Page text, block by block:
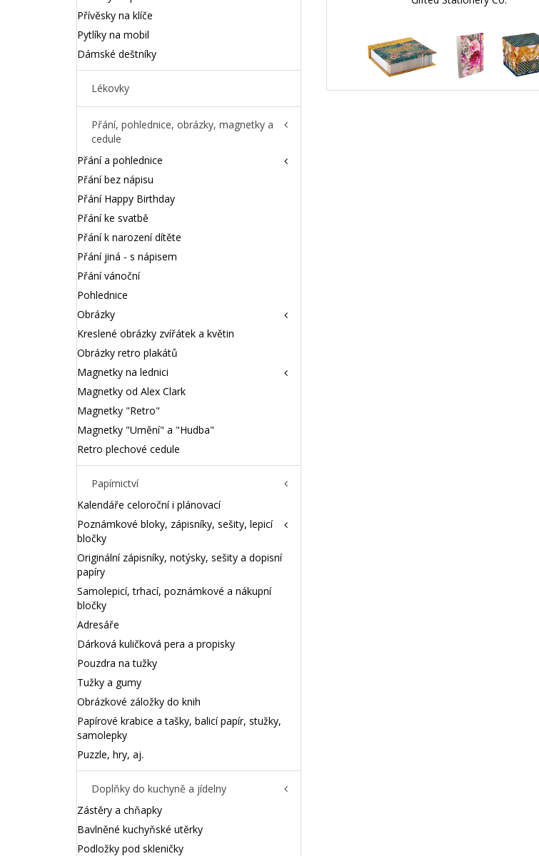
Přívěsky na klíče
Pytlíky na mobil
Dámské deštníky
Lékovky
Přání, pohlednice, obrázky, magnetky a
cedule
Přání a pohlednice
Přání bez nápisu
Přání Happy Birthday
Přání ke svatbě
Přání k narození dítěte
Přání jiná - s nápisem
Přání vánoční
Pohlednice
Obrázky
Kreslené obrázky zvířátek a květin
Obrázky retro plakátů
Magnetky na lednici
Magnetky od Alex Clark
Magnetky "Retro"
Magnetky "Umění" a "Hudba"
Retro plechové cedule
Papírnictví
Kalendáře celoroční i plánovací
Poznámkové bloky, zápisníky, sešity, lepicí
bločky
Originální zápisníky, notýsky, sešity a dopisní
papíry
Samolepicí, trhací, poznámkové a nákupní
bločky
Adresáře
Dárková kuličková pera a propisky
Pouzdra na tužky
Tužky a gumy
Obrázkové záložky do knih
Papírové krabice a tašky, balicí papír, stužky,
samolepky
Puzzle, hry, aj.
Doplňky do kuchyně a jídelny
Zástěry a chňapky
Bavlněné kuchyňské utěrky
Podložky pod skleničky